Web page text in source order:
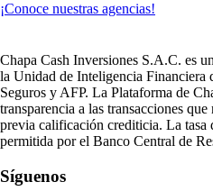
¡Conoce nuestras agencias!
Chapa Cash Inversiones S.A.C. es
la Unidad de Inteligencia Financiera
Seguros y AFP. La Plataforma de
transparencia a las transacciones
previa calificación crediticia. La tasa
permitida por el Banco Central de
Síguenos